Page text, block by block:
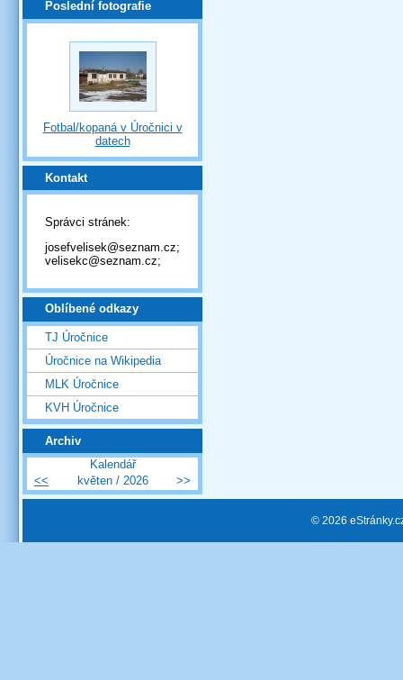
Poslední fotografie
Fotbal/kopaná v Úročnici v
datech
Kontakt
Správci stránek:
josefvelisek@seznam.cz;
velisekc@seznam.cz;
Oblíbené odkazy
TJ Úročnice
Úročnice na Wikipedia
MLK Úročnice
KVH Úročnice
Archiv
Kalendář
<<
květen / 2026 >>
© 2026